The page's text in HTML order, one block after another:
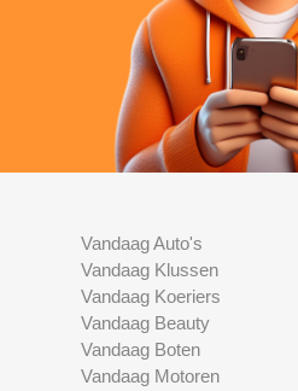
Vandaag Auto's
Vandaag Klussen
Vandaag Koeriers
Vandaag Beauty
Vandaag Boten
Vandaag Motoren